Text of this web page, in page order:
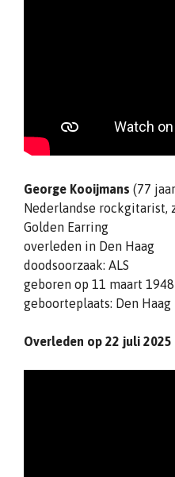
George Kooijmans (77
Nederlandse rockgitarist,
Golden Earring
overleden in Den Haag
doodsoorzaak: ALS
geboren op 11 maart 1948
geboorteplaats: Den Haag
Overleden op 22 juli 2025